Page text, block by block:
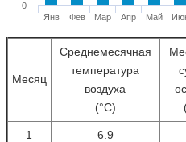
Янв Фев Мар Апр Май
0
Месяц
Среднемесячная
температура
воздуха
(°С)
1 6.9